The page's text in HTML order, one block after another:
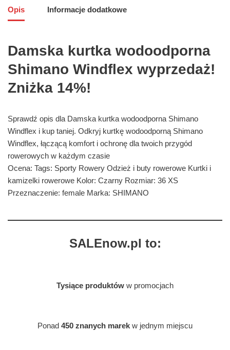
Opis Informacje dodatkowe
Damska kurtka wodoodporna
Shimano Windflex wyprzedaż!
Zniżka 14%!
Sprawdź opis dla Damska kurtka wodoodporna Shimano
Windflex i kup taniej. Odkryj kurtkę wodoodporną Shimano
Windflex, łączącą komfort i ochronę dla twoich przygód
rowerowych w każdym czasie
Ocena: Tags: Sporty Rowery Odzież i buty rowerowe Kurtki i
kamizelki rowerowe Kolor: Czarny Rozmiar: 36 XS
Przeznaczenie: female Marka: SHIMANO
SALEnow.pl to:
Tysiące produktów w promocjach
Ponad 450 znanych marek w jednym miejscu